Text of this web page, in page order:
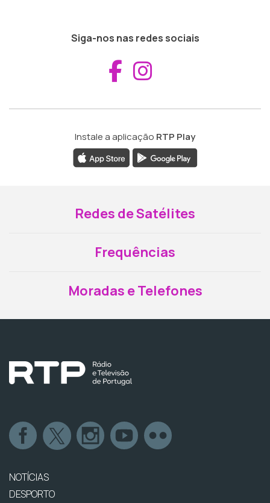
Siga-nos nas redes sociais
Aceder ao
Instale a aplicação RTP Play
Redes de Satélites
Frequências
Moradas e Telefones
NOTÍCIAS
DESPORTO